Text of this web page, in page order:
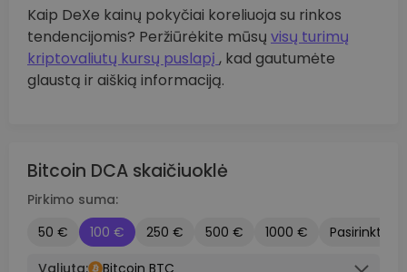
Kaip DeXe kainų pokyčiai koreliuoja su rinkos
tendencijomis? Peržiūrėkite mūsų visų turimų
kriptovaliutų kursų puslapį , kad gautumėte
glaustą ir aiškią informaciją.
Bitcoin DCA skaičiuoklė
Pirkimo suma:
50 €
100 € 250 € 500 € 1000 €
Pasirinktinis
Valiuta:
Bitcoin BTC